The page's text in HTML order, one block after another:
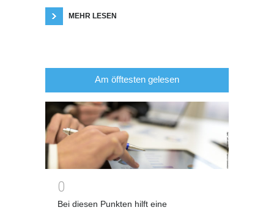
MEHR LESEN
Am öfftesten gelesen
0
Bei diesen Punkten hilft eine